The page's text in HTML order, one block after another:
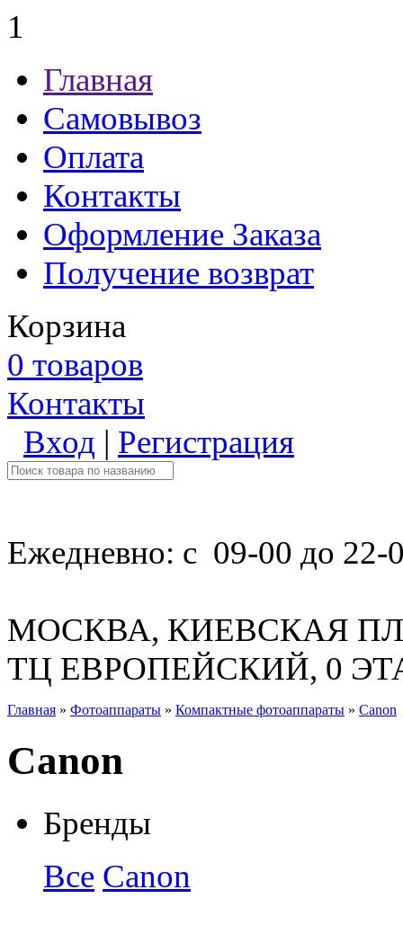
1
Главная
Самовывоз
Оплата
Контакты
Оформление Заказа
Получение возврат
Корзина
0 товаров
Контакты
Вход | Регистрация
Ежедневно: с 09-00 до 22-
МОСКВА, КИЕВСКАЯ
ТЦ ЕВРОПЕЙСКИЙ, 0
Главная » Фотоаппараты » Компактные фотоаппараты » Canon
Canon
Бренды
Все Canon